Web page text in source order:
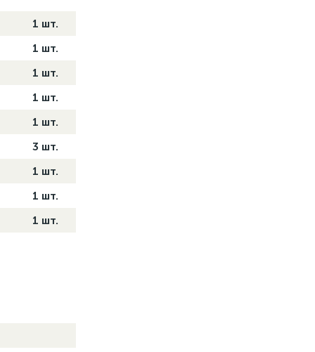
1 шт.
1 шт.
1 шт.
1 шт.
1 шт.
3 шт.
1 шт.
1 шт.
1 шт.